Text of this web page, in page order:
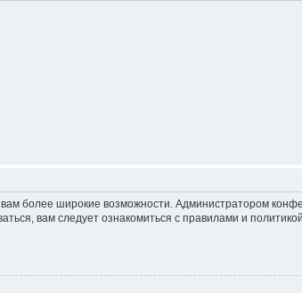
более широкие возможности. Администратором
вам следует ознакомиться с правилами и